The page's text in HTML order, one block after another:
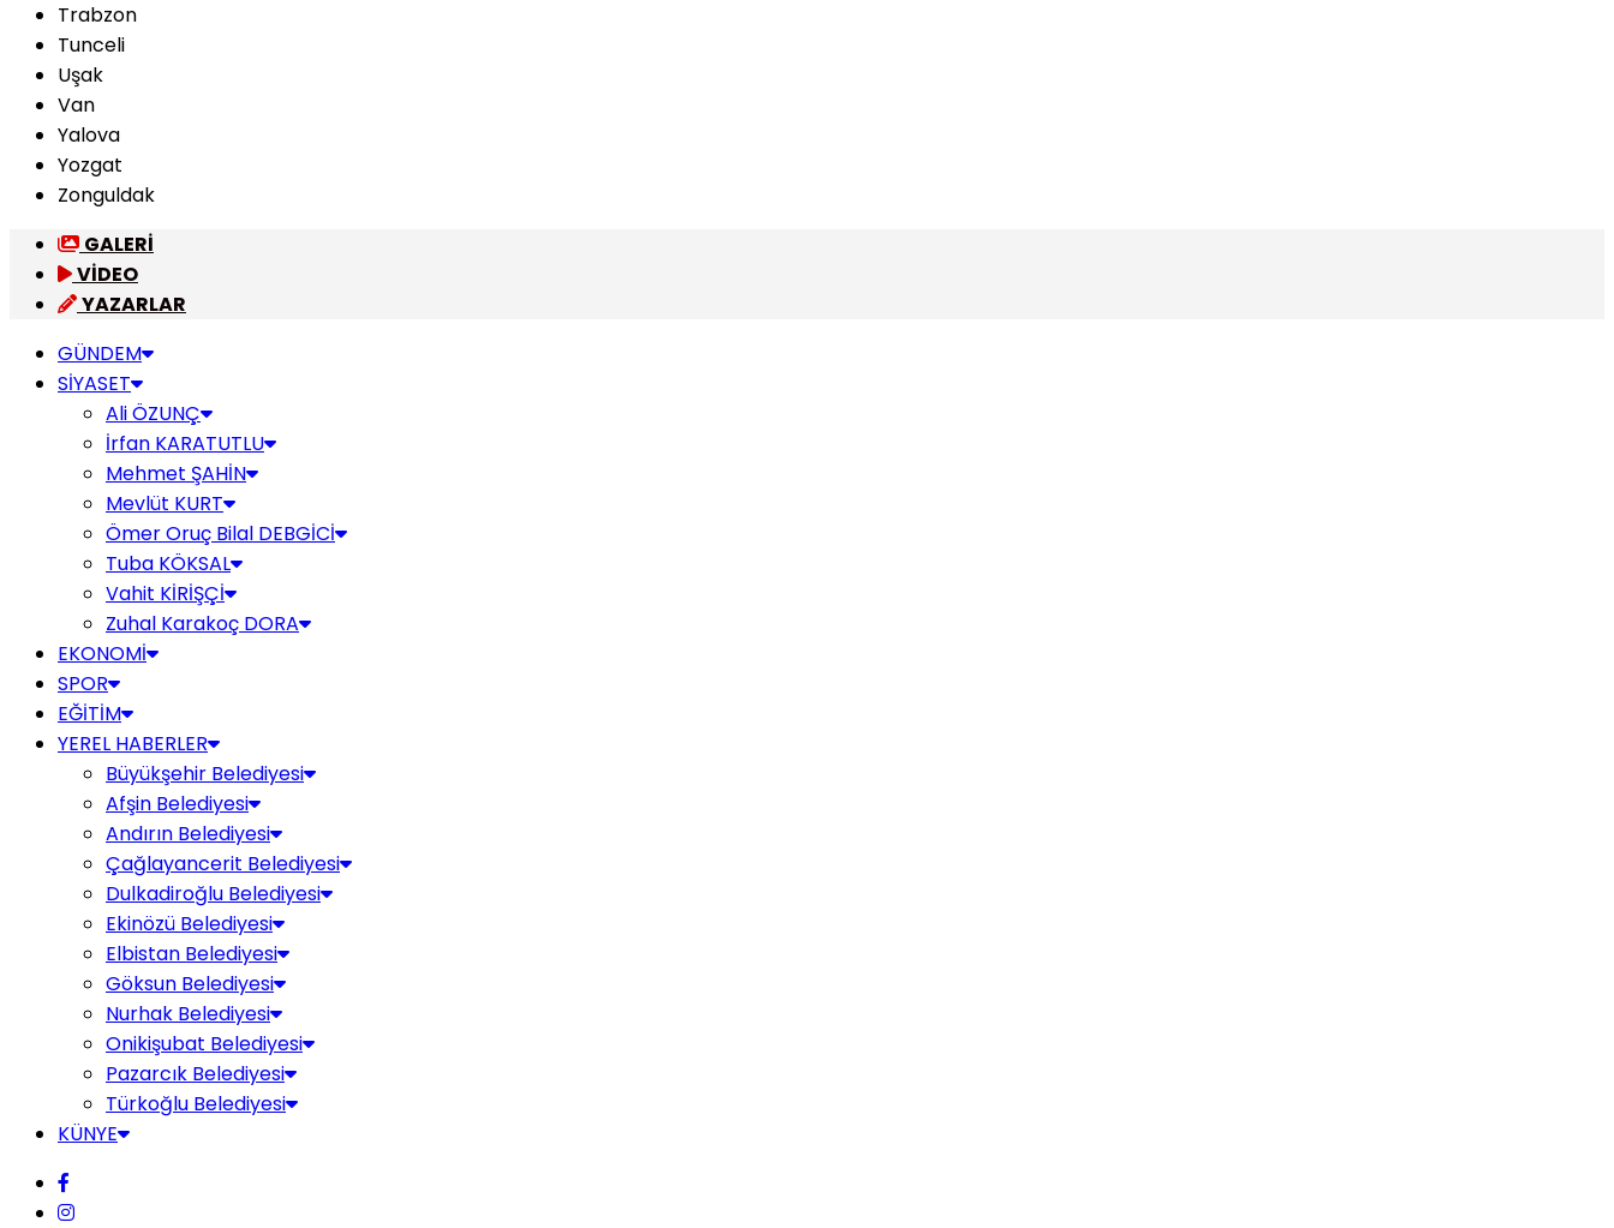
Trabzon
Tunceli
Uşak
Van
Yalova
Yozgat
Zonguldak
GALERİ
VİDEO
YAZARLAR
GÜNDEM
SİYASET
Ali ÖZUNÇ
İrfan KARATUTLU
Mehmet ŞAHİN
Mevlüt KURT
Ömer Oruç Bilal DEBGİCİ
Tuba KÖKSAL
Vahit KİRİŞÇİ
Zuhal Karakoç DORA
EKONOMİ
SPOR
EĞİTİM
YEREL HABERLER
Büyükşehir Belediyesi
Afşin Belediyesi
Andırın Belediyesi
Çağlayancerit Belediyesi
Dulkadiroğlu Belediyesi
Ekinözü Belediyesi
Elbistan Belediyesi
Göksun Belediyesi
Nurhak Belediyesi
Onikişubat Belediyesi
Pazarcık Belediyesi
Türkoğlu Belediyesi
KÜNYE